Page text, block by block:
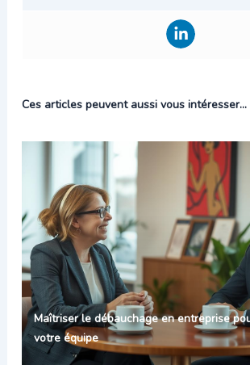
Ces articles peuvent aussi vous intéresser...
Maîtriser le débauchage en entreprise
votre équipe